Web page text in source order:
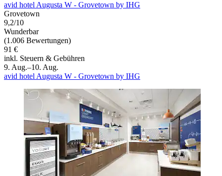
avid hotel Augusta W - Grovetown by IHG
Grovetown
9,2/10
Wunderbar
(1.006 Bewertungen)
91 €
inkl. Steuern & Gebühren
9. Aug.–10. Aug.
avid hotel Augusta W - Grovetown by IHG